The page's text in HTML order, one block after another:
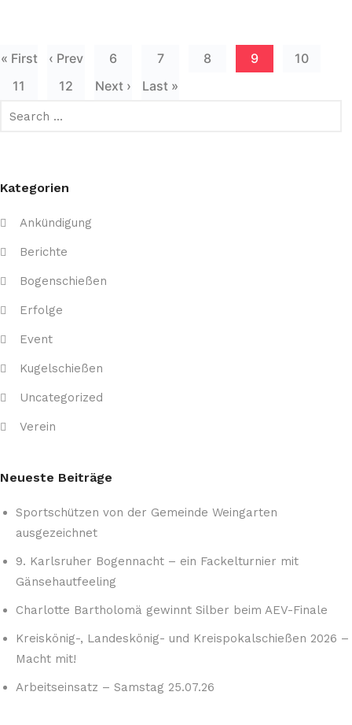
« First ‹ Prev 6 7 8 9
10
11
12 Next › Last »
Kategorien
Ankündigung
Berichte
Bogenschießen
Erfolge
Event
Kugelschießen
Uncategorized
Verein
Neueste Beiträge
Sportschützen von der Gemeinde Weingarten
ausgezeichnet
9. Karlsruher Bogennacht – ein Fackelturnier mit
Gänsehautfeeling
Charlotte Bartholomä gewinnt Silber beim AEV-Finale
Kreiskönig-, Landeskönig- und Kreispokalschießen 2026 –
Macht mit!
Arbeitseinsatz – Samstag 25.07.26